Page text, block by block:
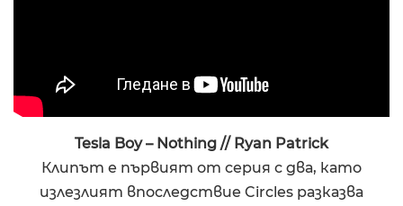
Tesla Boy – Nothing // Ryan Patrick
Клипът е първият от серия с два, като
излезлият впоследствие Circles разказва